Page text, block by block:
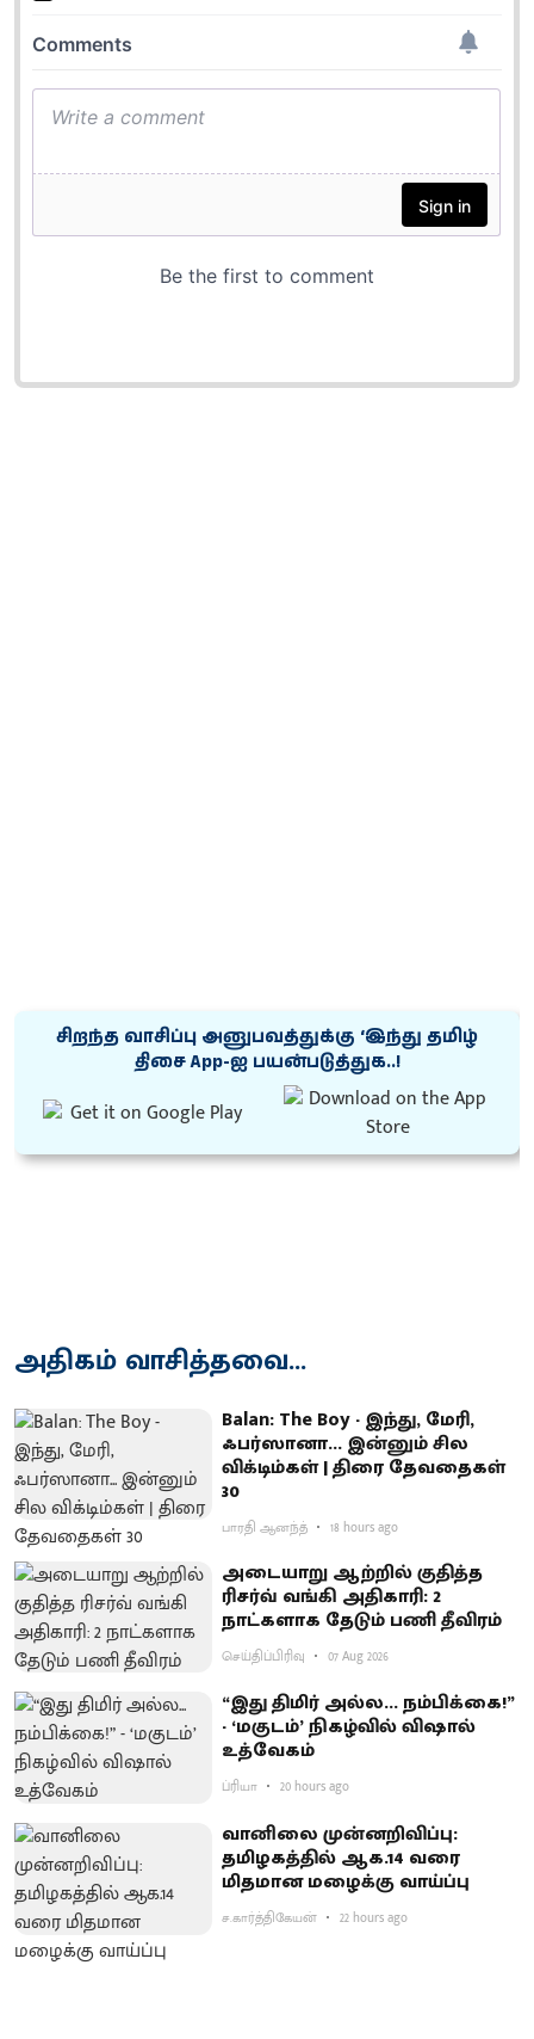
சிறந்த வாசிப்பு அனுபவத்துக்கு ‘இந்து தமிழ்
திசை App-ஐ பயன்படுத்துக..!
அதிகம் வாசித்தவை...
Balan: The Boy - இந்து, மேரி,
ஃபர்ஸானா... இன்னும் சில
விக்டிம்கள் | திரை தேவதைகள்
30
பாரதி ஆனந்த் 18 hours ago
அடையாறு ஆற்றில் குதித்த
ரிசர்வ் வங்கி அதிகாரி: 2
நாட்களாக தேடும் பணி தீவிரம்
செய்திப்பிரிவு 07 Aug 2026
“இது திமிர் அல்ல... நம்பிக்கை!”
- ‘மகுடம்’ நிகழ்வில் விஷால்
உத்வேகம்
ப்ரியா 20 hours ago
வானிலை முன்னறிவிப்பு:
தமிழகத்தில் ஆக.14 வரை
மிதமான மழைக்கு வாய்ப்பு
ச.கார்த்திகேயன் 22 hours ago